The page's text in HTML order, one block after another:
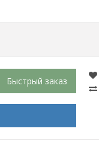
Быстрый заказ